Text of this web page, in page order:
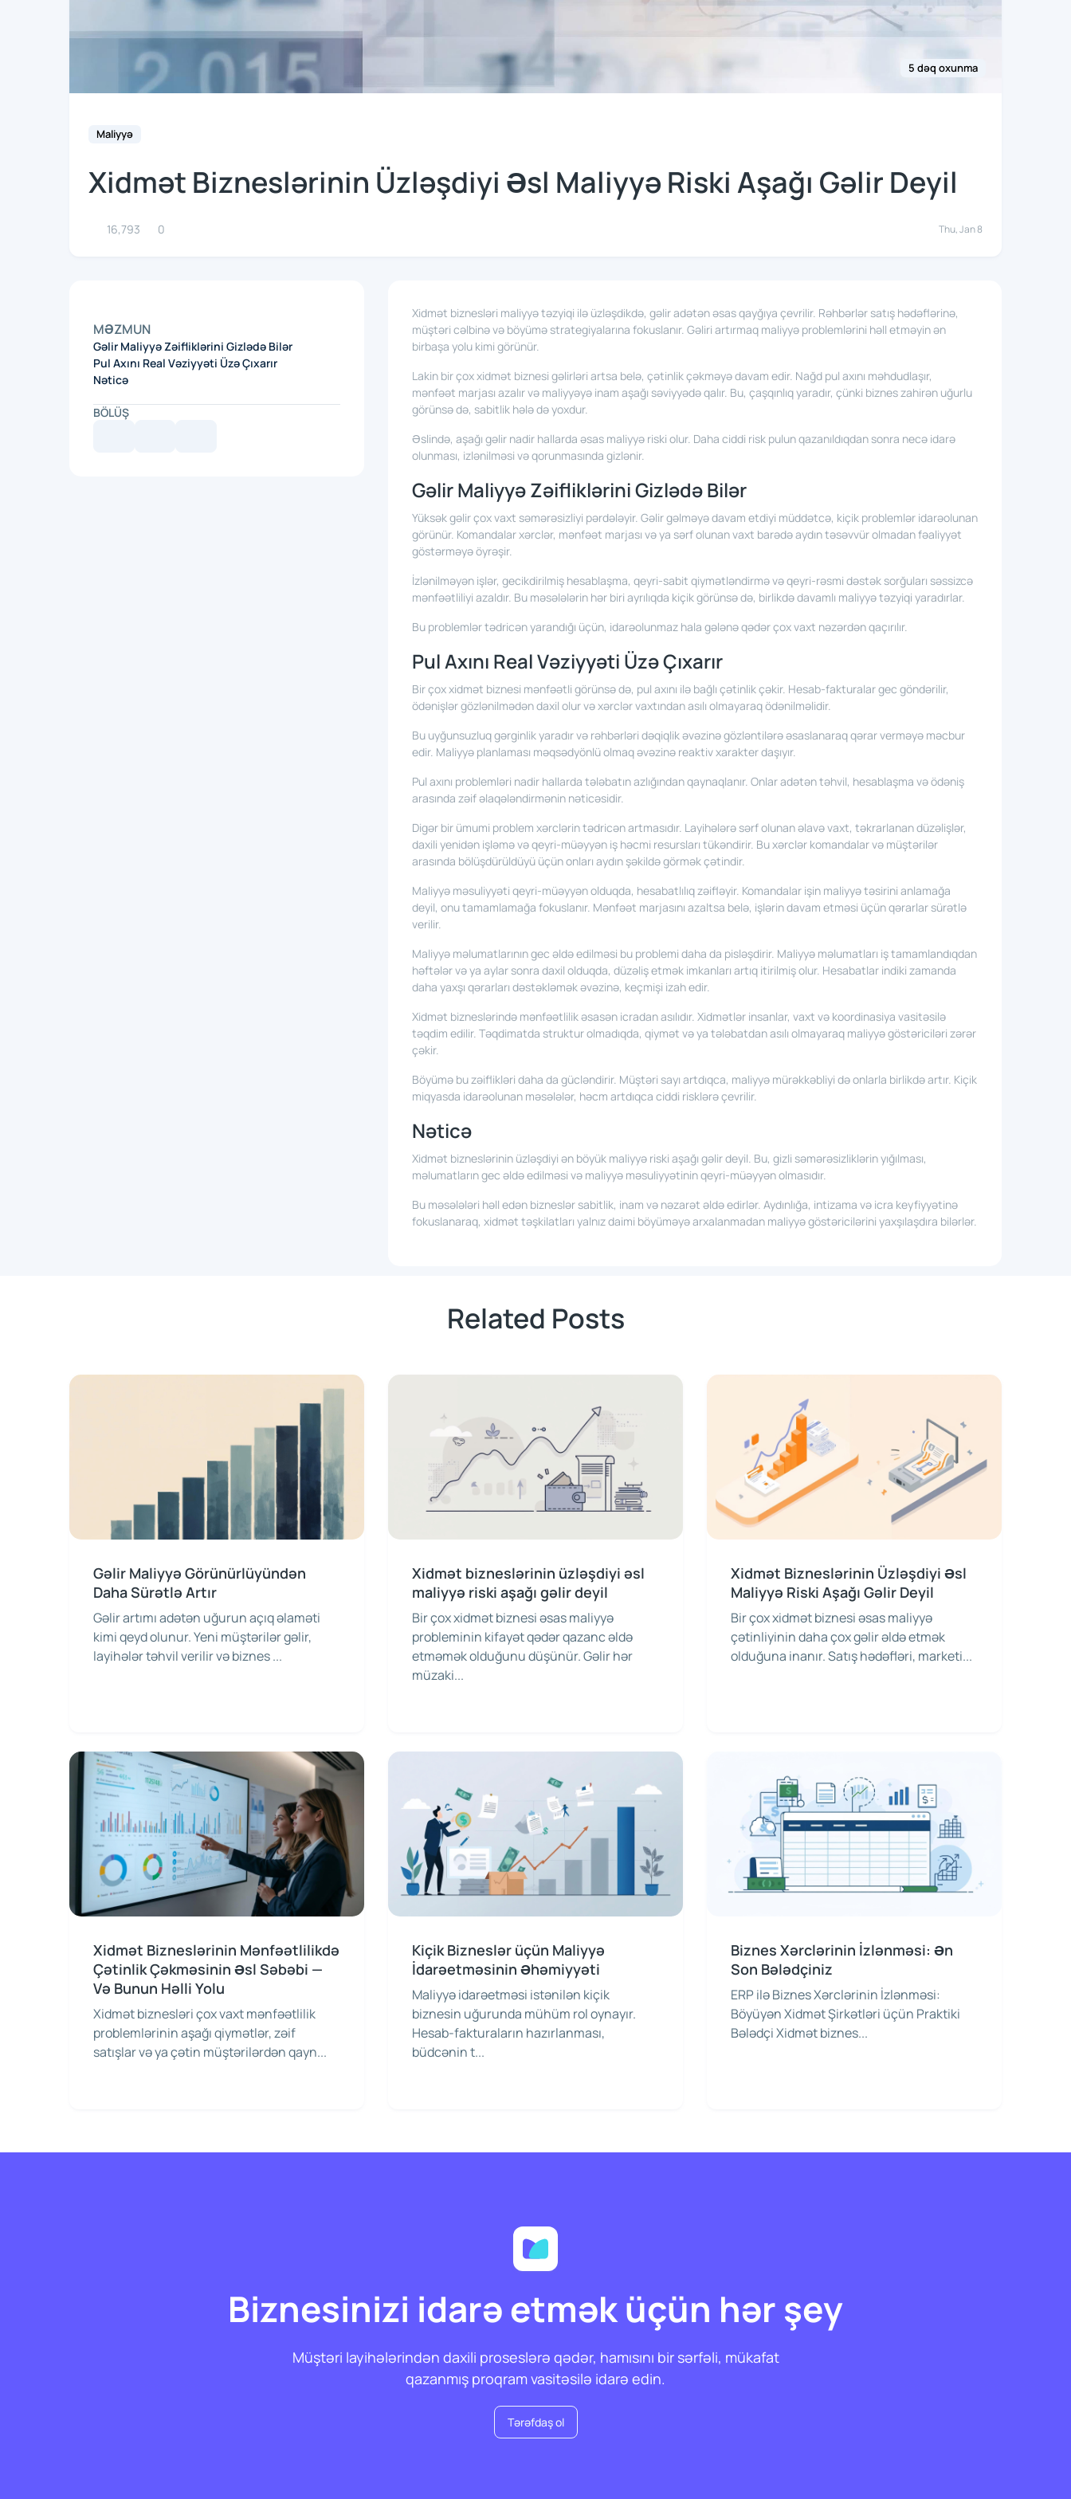
5 dəq oxunma
Maliyyə
Xidmət Bizneslərinin Üzləşdiyi Əsl Maliyyə Riski Aşağı Gəlir Deyil
16,793 0 Thu, Jan 8
MƏZMUN
Gəlir Maliyyə Zəifliklərini Gizlədə Bilər
Pul Axını Real Vəziyyəti Üzə Çıxarır
Nəticə
BÖLÜŞ
Xidmət biznesləri maliyyə təzyiqi ilə üzləşdikdə, gəlir adətən əsas qayğıya çevrilir. Rəhbərlər satış hədəflərinə,
müştəri cəlbinə və böyümə strategiyalarına fokuslanır. Gəliri artırmaq maliyyə problemlərini həll etməyin ən
birbaşa yolu kimi görünür.
Lakin bir çox xidmət biznesi gəlirləri artsa belə, çətinlik çəkməyə davam edir. Nağd pul axını məhdudlaşır,
mənfəət marjası azalır və maliyyəyə inam aşağı səviyyədə qalır. Bu, çaşqınlıq yaradır, çünki biznes zahirən uğurlu
görünsə də, sabitlik hələ də yoxdur.
Əslində, aşağı gəlir nadir hallarda əsas maliyyə riski olur. Daha ciddi risk pulun qazanıldıqdan sonra necə idarə
olunması, izlənilməsi və qorunmasında gizlənir.
Gəlir Maliyyə Zəifliklərini Gizlədə Bilər
Yüksək gəlir çox vaxt səmərəsizliyi pərdələyir. Gəlir gəlməyə davam etdiyi müddətcə, kiçik problemlər idarəolunan
görünür. Komandalar xərclər, mənfəət marjası və ya sərf olunan vaxt barədə aydın təsəvvür olmadan fəaliyyət
göstərməyə öyrəşir.
İzlənilməyən işlər, gecikdirilmiş hesablaşma, qeyri-sabit qiymətləndirmə və qeyri-rəsmi dəstək sorğuları səssizcə
mənfəətliliyi azaldır. Bu məsələlərin hər biri ayrılıqda kiçik görünsə də, birlikdə davamlı maliyyə təzyiqi yaradırlar.
Bu problemlər tədricən yarandığı üçün, idarəolunmaz hala gələnə qədər çox vaxt nəzərdən qaçırılır.
Pul Axını Real Vəziyyəti Üzə Çıxarır
Bir çox xidmət biznesi mənfəətli görünsə də, pul axını ilə bağlı çətinlik çəkir. Hesab-fakturalar gec göndərilir,
ödənişlər gözlənilmədən daxil olur və xərclər vaxtından asılı olmayaraq ödənilməlidir.
Bu uyğunsuzluq gərginlik yaradır və rəhbərləri dəqiqlik əvəzinə gözləntilərə əsaslanaraq qərar verməyə məcbur
edir. Maliyyə planlaması məqsədyönlü olmaq əvəzinə reaktiv xarakter daşıyır.
Pul axını problemləri nadir hallarda tələbatın azlığından qaynaqlanır. Onlar adətən təhvil, hesablaşma və ödəniş
arasında zəif əlaqələndirmənin nəticəsidir.
Digər bir ümumi problem xərclərin tədricən artmasıdır. Layihələrə sərf olunan əlavə vaxt, təkrarlanan düzəlişlər,
daxili yenidən işləmə və qeyri-müəyyən iş həcmi resursları tükəndirir. Bu xərclər komandalar və müştərilər
arasında bölüşdürüldüyü üçün onları aydın şəkildə görmək çətindir.
Maliyyə məsuliyyəti qeyri-müəyyən olduqda, hesabatlılıq zəifləyir. Komandalar işin maliyyə təsirini anlamağa
deyil, onu tamamlamağa fokuslanır. Mənfəət marjasını azaltsa belə, işlərin davam etməsi üçün qərarlar sürətlə
verilir.
Maliyyə məlumatlarının gec əldə edilməsi bu problemi daha da pisləşdirir. Maliyyə məlumatları iş tamamlandıqdan
həftələr və ya aylar sonra daxil olduqda, düzəliş etmək imkanları artıq itirilmiş olur. Hesabatlar indiki zamanda
daha yaxşı qərarları dəstəkləmək əvəzinə, keçmişi izah edir.
Xidmət bizneslərində mənfəətlilik əsasən icradan asılıdır. Xidmətlər insanlar, vaxt və koordinasiya vasitəsilə
təqdim edilir. Təqdimatda struktur olmadıqda, qiymət və ya tələbatdan asılı olmayaraq maliyyə göstəriciləri zərər
çəkir.
Böyümə bu zəiflikləri daha da gücləndirir. Müştəri sayı artdıqca, maliyyə mürəkkəbliyi də onlarla birlikdə artır. Kiçik
miqyasda idarəolunan məsələlər, həcm artdıqca ciddi risklərə çevrilir.
Nəticə
Xidmət bizneslərinin üzləşdiyi ən böyük maliyyə riski aşağı gəlir deyil. Bu, gizli səmərəsizliklərin yığılması,
məlumatların gec əldə edilməsi və maliyyə məsuliyyətinin qeyri-müəyyən olmasıdır.
Bu məsələləri həll edən bizneslər sabitlik, inam və nəzarət əldə edirlər. Aydınlığa, intizama və icra keyfiyyətinə
fokuslanaraq, xidmət təşkilatları yalnız daimi böyüməyə arxalanmadan maliyyə göstəricilərini yaxşılaşdıra bilərlər.
Related Posts
Gəlir Maliyyə Görünürlüyündən
Daha Sürətlə Artır
Gəlir artımı adətən uğurun açıq əlaməti
kimi qeyd olunur. Yeni müştərilər gəlir,
layihələr təhvil verilir və biznes ...
Xidmət bizneslərinin üzləşdiyi əsl
maliyyə riski aşağı gəlir deyil
Bir çox xidmət biznesi əsas maliyyə
probleminin kifayət qədər qazanc əldə
etməmək olduğunu düşünür. Gəlir hər
müzaki...
Xidmət Bizneslərinin Üzləşdiyi Əsl
Maliyyə Riski Aşağı Gəlir Deyil
Bir çox xidmət biznesi əsas maliyyə
çətinliyinin daha çox gəlir əldə etmək
olduğuna inanır. Satış hədəfləri, marketi...
Xidmət Bizneslərinin Mənfəətlilikdə
Çətinlik Çəkməsinin Əsl Səbəbi —
Və Bunun Həlli Yolu
Xidmət biznesləri çox vaxt mənfəətlilik
problemlərinin aşağı qiymətlər, zəif
satışlar və ya çətin müştərilərdən qayn...
Kiçik Bizneslər üçün Maliyyə
İdarəetməsinin Əhəmiyyəti
Maliyyə idarəetməsi istənilən kiçik
biznesin uğurunda mühüm rol oynayır.
Hesab-fakturaların hazırlanması,
büdcənin t...
Biznes Xərclərinin İzlənməsi: Ən
Son Bələdçiniz
ERP ilə Biznes Xərclərinin İzlənməsi:
Böyüyən Xidmət Şirkətləri üçün Praktiki
Bələdçi Xidmət biznes...
Biznesinizi idarə etmək üçün hər şey
Müştəri layihələrindən daxili proseslərə qədər, hamısını bir sərfəli, mükafat
qazanmış proqram vasitəsilə idarə edin.
Tərəfdaş ol